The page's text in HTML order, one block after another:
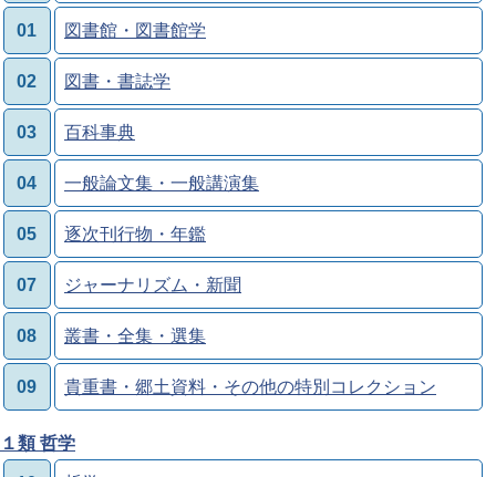
01 図書館・図書館学
02 図書・書誌学
03 百科事典
04 一般論文集・一般講演集
05 逐次刊行物・年鑑
07 ジャーナリズム・新聞
08 叢書・全集・選集
09 貴重書・郷土資料・その他の特別コレクション
１類 哲学